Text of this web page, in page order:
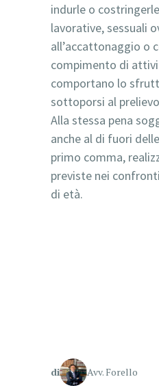
indurle o
lavorative, sessuali
all’accattonaggio o
compimento di
comportano lo
sottoporsi al
Alla stessa pena
anche al di fuori
primo comma,
previste nei
di età.
di Avv. Forello